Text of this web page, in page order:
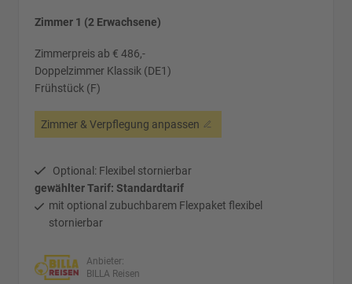
Zimmer 1 (2 Erwachsene)
Zimmerpreis ab € 486,-
Doppelzimmer Klassik (DE1)
Frühstück (F)
Zimmer & Verpflegung anpassen
Optional: Flexibel stornierbar
gewählter Tarif: Standardtarif
mit optional zubuchbarem Flexpaket flexibel
stornierbar
Anbieter:
BILLA Reisen